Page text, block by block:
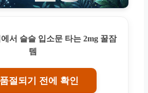
서 슬슬 입소문 타는 2mg 꿀잠
템
절되기 전에 확인